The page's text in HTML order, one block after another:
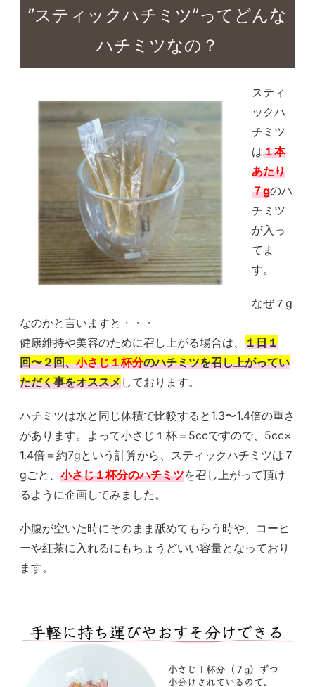
”スティックハチミツ”ってどんな
ハチミツなの？
スティ
ックハ
チミツ
は１本
あたり
７gのハ
チミツ
が入っ
てま
す。
なぜ７g
なのかと言いますと・・・
健康維持や美容のために召し上がる場合は、 １日１
回〜２回、小さじ１杯分のハチミツを召し上がってい
ただく事をオススメしております。
ハチミツは水と同じ体積で比較すると1.3〜1.4倍の重さ
があります。よって小さじ１杯＝5ccですので、5cc×
1.4倍＝約7gという計算から、スティックハチミツは７
gごと、 小さじ１杯分のハチミツを召し上がって頂け
るように企画してみました。
小腹が空いた時にそのまま舐めてもらう時や、コーヒ
ーや紅茶に入れるにもちょうどいい容量となっており
ます。